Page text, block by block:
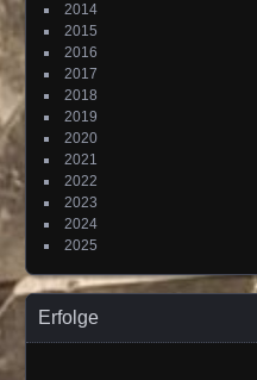
2014
2015
2016
2017
2018
2019
2020
2021
2022
2023
2024
2025
Erfolge